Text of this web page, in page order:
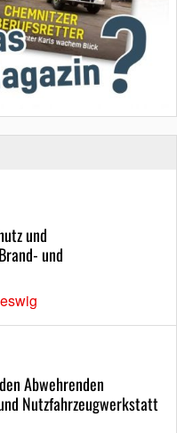
und
und
Abwehrenden
Nutzfahrzeugwerkstatt